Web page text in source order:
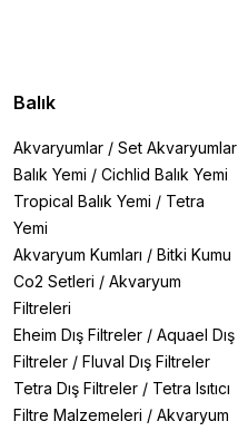
Balık
Akvaryumlar / Set Akvaryumlar
Balık Yemi / Cichlid Balık Yemi
Tropical Balık Yemi / Tetra
Yemi
Akvaryum Kumları / Bitki Kumu
Co2 Setleri / Akvaryum
Filtreleri
Eheim Dış Filtreler / Aquael Dış
Filtreler / Fluval Dış Filtreler
Tetra Dış Filtreler / Tetra Isıtıcı
Filtre Malzemeleri / Akvaryum